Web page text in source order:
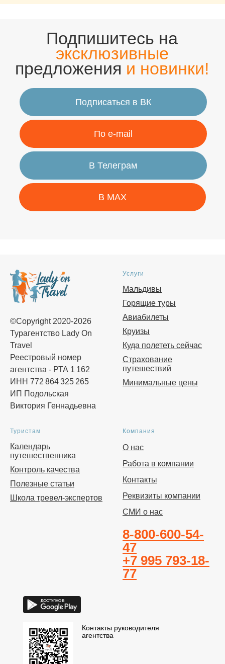
©Copyright 2020-2026
Турагентство Lady On
Travel
Реестровый номер
агентства - РТА 1 162
ИНН 772 864 325 265
ИП Подольская
Виктория Геннадьевна
Услуги
Мальдивы
Горящие туры
Авиабилеты
Круизы
Куда полететь сейчас
Страхование
путешествий
Минимальные цены
Туристам
Календарь
путешественника
Контроль качества
Полезные статьи
Школа тревел-экспертов
Компания
О нас
Работа в компании
Контакты
Реквизиты компании
СМИ о нас
8-800-600-54-
47
+7 995 793-18-
77
Контакты руководителя
агентства